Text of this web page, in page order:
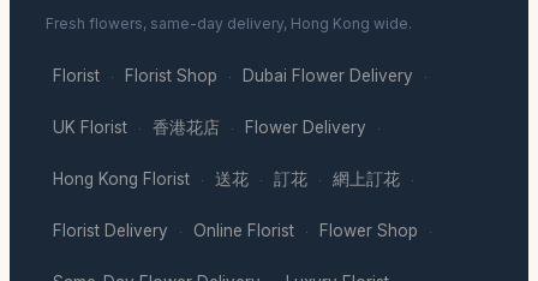
Fresh flowers, same-day delivery, Hong Kong wide.
Florist · Florist Shop · Dubai Flower Delivery ·
UK Florist · 香港花店 · Flower Delivery ·
Hong Kong Florist · 送花 · 訂花 · 網上訂花 ·
Florist Delivery · Online Florist · Flower Shop ·